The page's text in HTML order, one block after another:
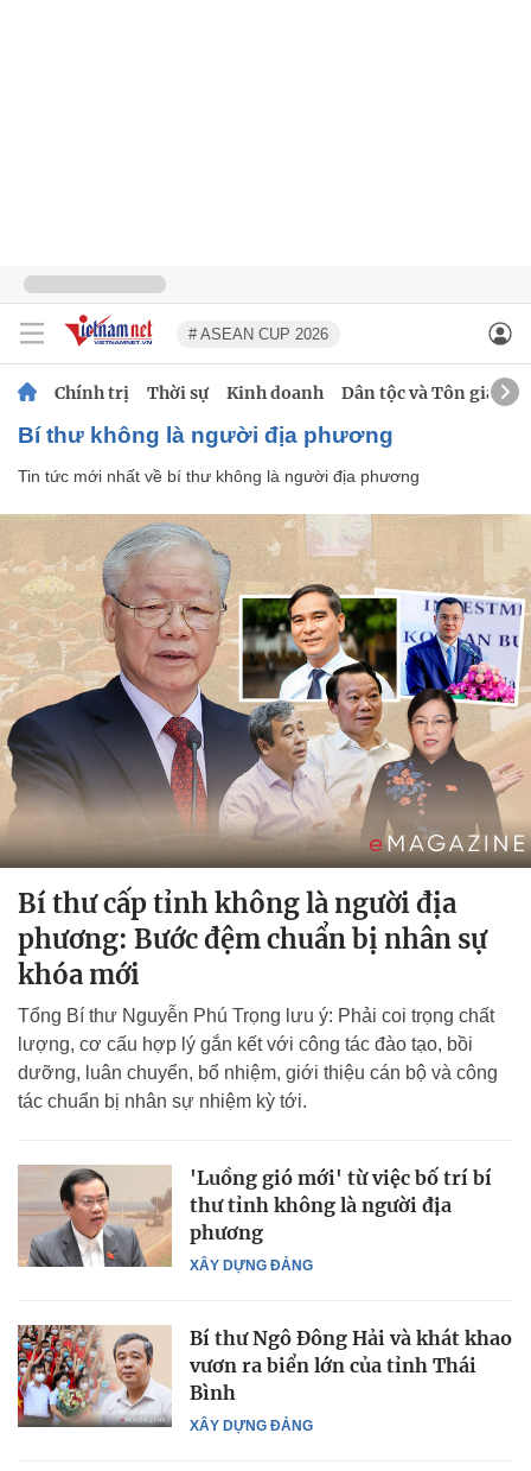
# ASEAN CUP 2026
Chính trị Thời sự Kinh doanh Dân tộc và Tôn giáo
bí thư không là người địa phương
Tin tức mới nhất về bí thư không là người địa phương
Bí thư cấp tỉnh không là người địa
phương: Bước đệm chuẩn bị nhân sự
khóa mới
Tổng Bí thư Nguyễn Phú Trọng lưu ý: Phải coi trọng chất
lượng, cơ cấu hợp lý gắn kết với công tác đào tạo, bồi
dưỡng, luân chuyển, bổ nhiệm, giới thiệu cán bộ và công
tác chuẩn bị nhân sự nhiệm kỳ tới.
XÂY DỰNG ĐẢNG
'Luồng gió mới' từ việc bố trí bí
thư tỉnh không là người địa
phương
XÂY DỰNG ĐẢNG
Bí thư Ngô Đông Hải và khát khao
vươn ra biển lớn của tỉnh Thái
Bình